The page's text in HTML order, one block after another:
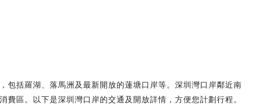
包括羅湖、落馬洲及最新開放的蓮塘口岸等。深圳灣口岸鄰近南
費區。以下是深圳灣口岸的交通及開放詳情，方便您計劃行程。